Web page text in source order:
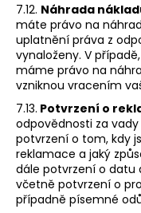
7.12. Náhrada
máte právo na
uplatnění práva z
vynaloženy. V
máme právo na
vzniknou vracením
7.13. Potvrzení o
odpovědnosti za
potvrzení o tom, kdy
reklamace a jaký
dále potvrzení o datu
včetně potvrzení o
případně písemné